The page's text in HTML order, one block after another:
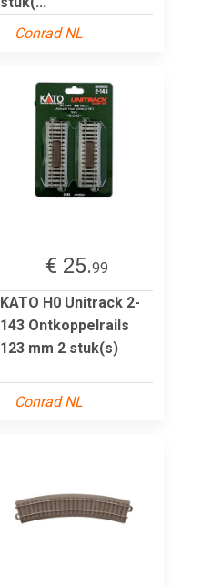
Conrad NL
€ 25.99
KATO H0 Unitrack 2-
143 Ontkoppelrails
123 mm 2 stuk(s)
Conrad NL